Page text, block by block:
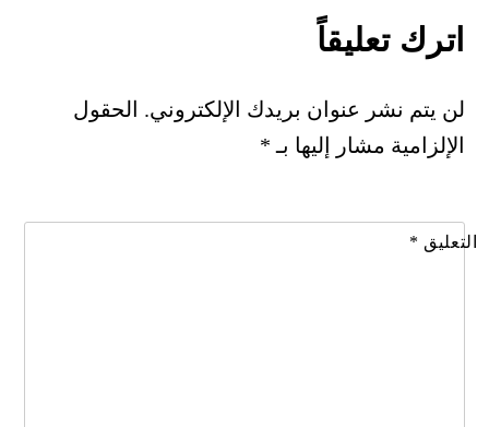
اترك تعليقاً
لن يتم نشر عنوان بريدك الإلكتروني. الحقول
الإلزامية مشار إليها بـ *
التعليق *